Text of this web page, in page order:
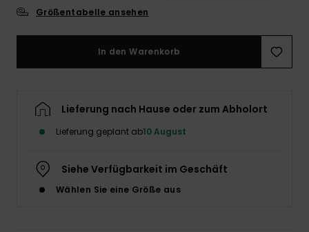
Größentabelle ansehen
In den Warenkorb
Lieferung nach Hause oder zum Abholort
Lieferung geplant ab10 August
Siehe Verfügbarkeit im Geschäft
Wählen Sie eine Größe aus